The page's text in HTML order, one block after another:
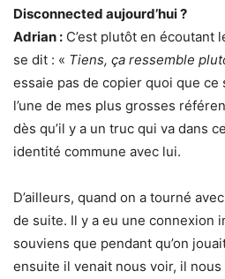
Disconnected aujourd’hui ?
Adrian : C’est plutôt en écoutant
se dit : « Tiens, ça ressemble
essaie pas de copier quoi que
l’une de mes plus grosses
dès qu’il y a un truc qui va dans
identité commune avec lui.
D’ailleurs, quand on a tourné
de suite. Il y a eu une connexion
souviens que pendant qu’on
ensuite il venait nous voir, il nous